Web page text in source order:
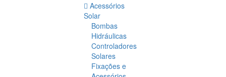
Acessórios
Solar
Bombas
Hidráulicas
Controladores
Solares
Fixações e